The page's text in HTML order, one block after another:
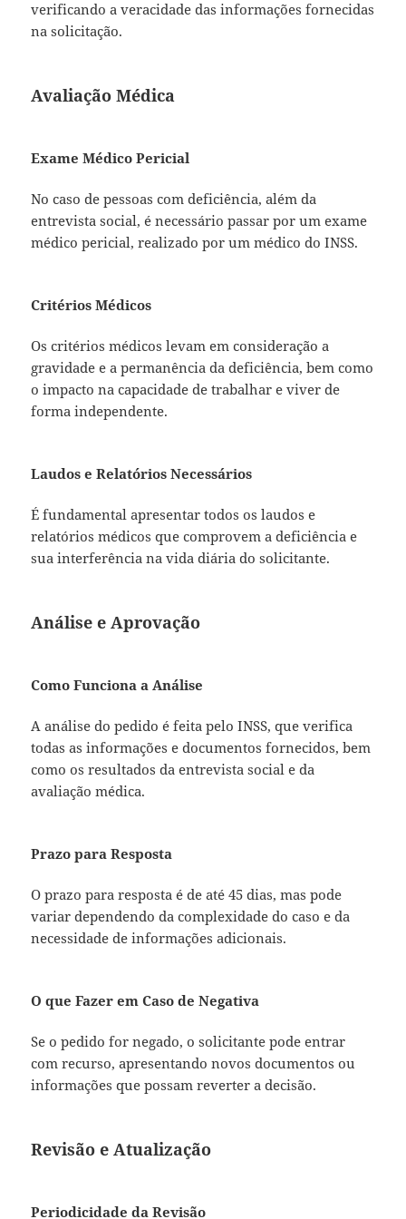
verificando a veracidade das informações fornecidas
na solicitação.
Avaliação Médica
Exame Médico Pericial
No caso de pessoas com deficiência, além da
entrevista social, é necessário passar por um exame
médico pericial, realizado por um médico do INSS.
Critérios Médicos
Os critérios médicos levam em consideração a
gravidade e a permanência da deficiência, bem como
o impacto na capacidade de trabalhar e viver de
forma independente.
Laudos e Relatórios Necessários
É fundamental apresentar todos os laudos e
relatórios médicos que comprovem a deficiência e
sua interferência na vida diária do solicitante.
Análise e Aprovação
Como Funciona a Análise
A análise do pedido é feita pelo INSS, que verifica
todas as informações e documentos fornecidos, bem
como os resultados da entrevista social e da
avaliação médica.
Prazo para Resposta
O prazo para resposta é de até 45 dias, mas pode
variar dependendo da complexidade do caso e da
necessidade de informações adicionais.
O que Fazer em Caso de Negativa
Se o pedido for negado, o solicitante pode entrar
com recurso, apresentando novos documentos ou
informações que possam reverter a decisão.
Revisão e Atualização
Periodicidade da Revisão